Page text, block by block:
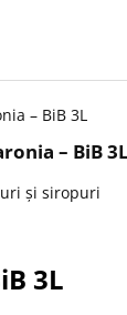
– BiB 3L
și siropuri
3L